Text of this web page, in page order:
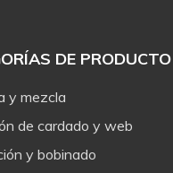
DE PRODUCTO
y mezcla
de cardado y web
y bobinado